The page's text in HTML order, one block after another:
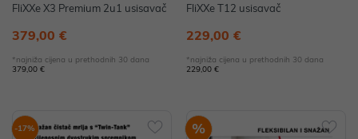
FliXXe X3 Premium 2u1 usisavač
379,00 €
*najniža cijena u prethodnih 30 dana
379,00 €
FliXXe T12 usisavač
229,00 €
*najniža cijena u prethodnih 30 dana
229,00 €
-17% %